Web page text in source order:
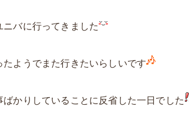
ニバに行ってきました
たようでまた行きたいらしいです
ばかりしていることに反省した一日でした